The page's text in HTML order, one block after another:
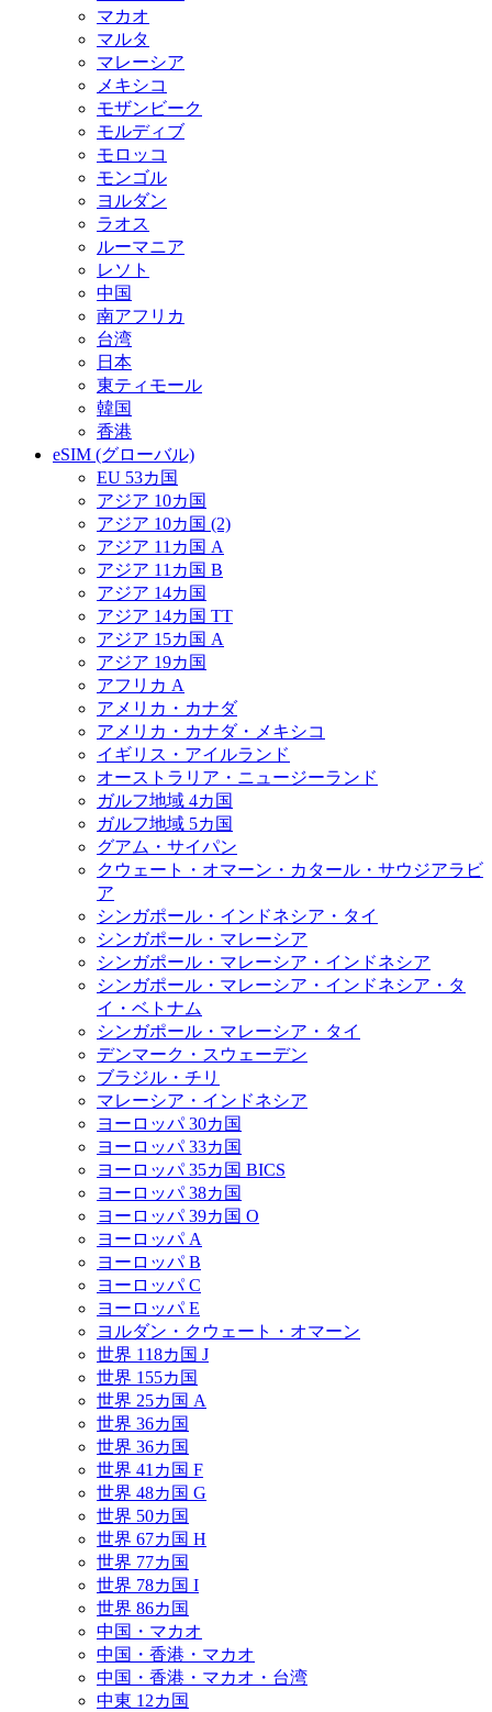
マカオ
マルタ
マレーシア
メキシコ
モザンビーク
モルディブ
モロッコ
モンゴル
ヨルダン
ラオス
ルーマニア
レソト
中国
南アフリカ
台湾
日本
東ティモール
韓国
香港
eSIM (グローバル)
EU 53カ国
アジア 10カ国
アジア 10カ国 (2)
アジア 11カ国 A
アジア 11カ国 B
アジア 14カ国
アジア 14カ国 TT
アジア 15カ国 A
アジア 19カ国
アフリカ A
アメリカ・カナダ
アメリカ・カナダ・メキシコ
イギリス・アイルランド
オーストラリア・ニュージーランド
ガルフ地域 4カ国
ガルフ地域 5カ国
グアム・サイパン
クウェート・オマーン・カタール・サウジアラビ
ア
シンガポール・インドネシア・タイ
シンガポール・マレーシア
シンガポール・マレーシア・インドネシア
シンガポール・マレーシア・インドネシア・タ
イ・ベトナム
シンガポール・マレーシア・タイ
デンマーク・スウェーデン
ブラジル・チリ
マレーシア・インドネシア
ヨーロッパ 30カ国
ヨーロッパ 33カ国
ヨーロッパ 35カ国 BICS
ヨーロッパ 38カ国
ヨーロッパ 39カ国 O
ヨーロッパ A
ヨーロッパ B
ヨーロッパ C
ヨーロッパ E
ヨルダン・クウェート・オマーン
世界 118カ国 J
世界 155カ国
世界 25カ国 A
世界 36カ国
世界 36カ国
世界 41カ国 F
世界 48カ国 G
世界 50カ国
世界 67カ国 H
世界 77カ国
世界 78カ国 I
世界 86カ国
中国・マカオ
中国・香港・マカオ
中国・香港・マカオ・台湾
中東 12カ国